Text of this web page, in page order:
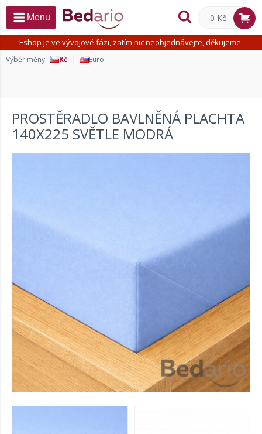
Eshop je ve vývojové fázi, zatím nic neobjednávejte, děkujeme.
Výběr měny: Kč Euro
Menu 0 Kč
PROSTĚRADLO BAVLNĚNÁ PLACHTA
140X225 SVĚTLE MODRÁ